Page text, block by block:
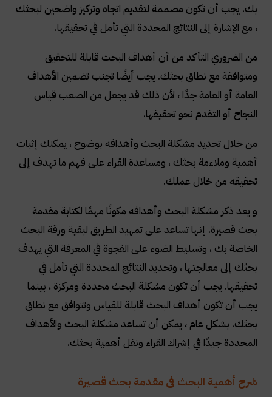
بك. يجب أن تكون مصممة لتقديم اتجاه وتركيز واضحين لبحثك
، مع الإشارة إلى النتائج المحددة التي تأمل في تحقيقها.
من الضروري التأكد من أن أهداف البحث قابلة للتحقيق
ومتوافقة مع نطاق بحثك. يجب أيضًا تجنب تضمين الأهداف
العامة أو العامة جدًا ، لأن ذلك قد يجعل من الصعب قياس
النجاح أو التقدم نحو تحقيقها.
من خلال تحديد مشكلة البحث وأهدافه بوضوح ، يمكنك إثبات
أهمية وملاءمة بحثك ، ومساعدة القراء على فهم ما تهدف إلى
تحقيقه من خلال عملك.
و يعد ذكر مشكلة البحث وأهدافه مكونًا مهمًا لكتابة مقدمة
بحث قصيرة. إنها تساعد على تمهيد الطريق لبقية ورقة البحث
الخاصة بك ، وتسليط الضوء على الفجوة في المعرفة التي يهدف
بحثك إلى معالجتها ، وتحديد النتائج المحددة التي تأمل في
تحقيقها. يجب أن تكون مشكلة البحث محددة ومركزة ، بينما
يجب أن تكون أهداف البحث قابلة للقياس وتتوافق مع نطاق
بحثك. بشكل عام ، يمكن أن تساعد مشكلة البحث والأهداف
المحددة جيدًا في إشراك القراء ونقل أهمية بحثك.
شرح أهمية البحث فى مقدمة بحث قصيرة